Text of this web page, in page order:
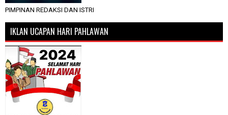
PIMPINAN REDAKSI DAN ISTRI
IKLAN UCAPAN HARI PAHLAWAN